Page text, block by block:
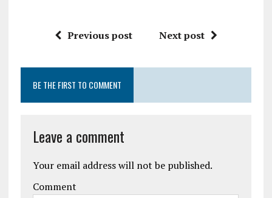
Previous post Next post
BE THE FIRST TO COMMENT
Leave a comment
Your email address will not be published.
Comment